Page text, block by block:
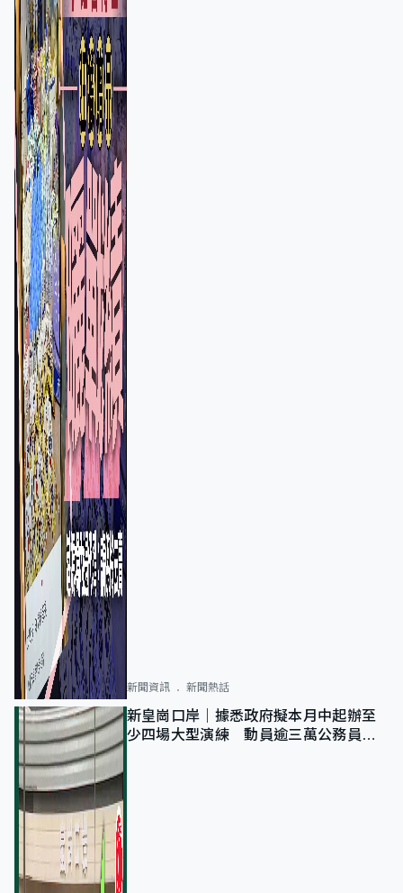
新聞資訊 新聞熱話
新皇崗口岸｜據悉政府擬本月中起辦至
少四場大型演練 動員逾三萬公務員人